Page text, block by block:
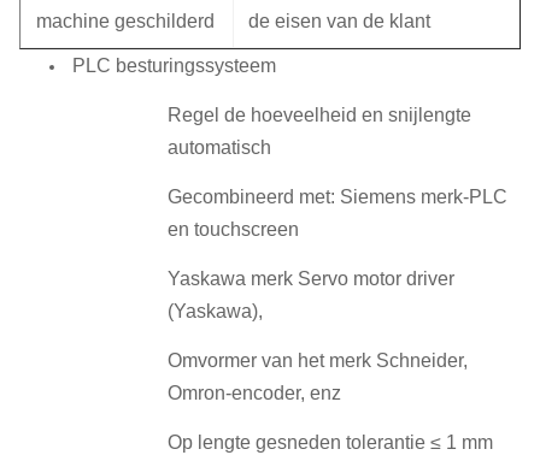
machine geschilderd
de eisen van de klant
PLC besturingssysteem
Regel de hoeveelheid en snijlengte
automatisch
Gecombineerd met: Siemens merk-PLC
en touchscreen
Yaskawa merk Servo motor driver
(Yaskawa),
Omvormer van het merk Schneider,
Omron-encoder, enz
Op lengte gesneden tolerantie ≤ 1 mm